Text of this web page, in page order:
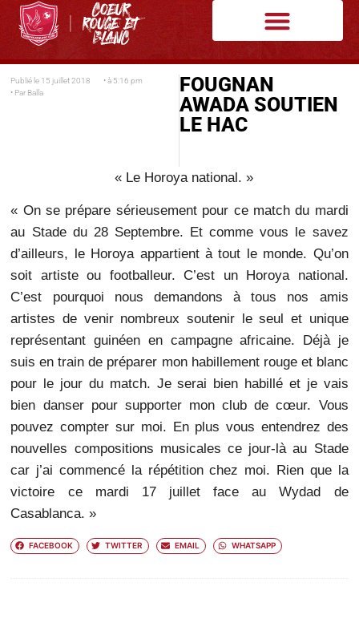
Publié le 15 juillet 2018 • à 5:16 pm
• Par Balla
FOUGNAN
AWADA SOUTIEN
LE HAC
« Le Horoya national. »
« On se prépare sérieusement pour ce match du mardi
au Stade du 28 Septembre. Et comme vous le savez
d’ailleurs, le Horoya appartient à tout le monde. Qu’on
soit artiste ou footballeur. C’est un Horoya national.
C’est pourquoi nous demandons à tous nos amis
artistes de venir nombreux soutenir le seul et unique
représentant guinéen en campagne africaine. Déjà je
suis en train de préparer mon habillement rouge et blanc
pour le jour du match. Je serai bien habillé et je vais
bien danser pour supporter mon club de cœur. Vous
pouvez compter sur moi. En plus vous entendrez des
nouvelles compositions musicales ce jour-là au Stade
car j’ai commencé la répétition chez moi. Rien que la
victoire ce mardi 17 juillet face au Wydad de
Casablanca. »
FACEBOOK TWITTER EMAIL WHATSAPP